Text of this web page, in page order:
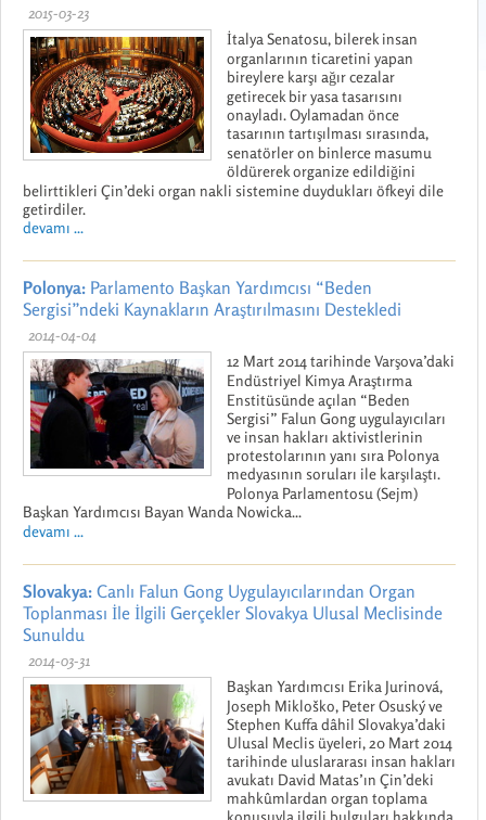
2015-03-23
İtalya Senatosu, bilerek insan
organlarının ticaretini yapan
bireylere karşı ağır cezalar
getirecek bir yasa tasarısını
onayladı. Oylamadan önce
tasarının tartışılması sırasında,
senatörler on binlerce masumu
öldürerek organize edildiğini
belirttikleri Çin’deki organ nakli sistemine duydukları öfkeyi dile
getirdiler.
devamı ...
Polonya: Parlamento Başkan Yardımcısı “Beden
Sergisi”ndeki Kaynakların Araştırılmasını Destekledi
2014-04-04
12 Mart 2014 tarihinde Varşova’daki
Endüstriyel Kimya Araştırma
Enstitüsünde açılan “Beden
Sergisi” Falun Gong uygulayıcıları
ve insan hakları aktivistlerinin
protestolarının yanı sıra Polonya
medyasının soruları ile karşılaştı.
Polonya Parlamentosu (Sejm)
Başkan Yardımcısı Bayan Wanda Nowicka...
devamı ...
Slovakya: Canlı Falun Gong Uygulayıcılarından Organ
Toplanması İle İlgili Gerçekler Slovakya Ulusal Meclisinde
Sunuldu
2014-03-31
Başkan Yardımcısı Erika Jurinová,
Joseph Mikloško, Peter Osuský ve
Stephen Kuffa dâhil Slovakya’daki
Ulusal Meclis üyeleri, 20 Mart 2014
tarihinde uluslararası insan hakları
avukatı David Matas’ın Çin’deki
mahkûmlardan organ toplama